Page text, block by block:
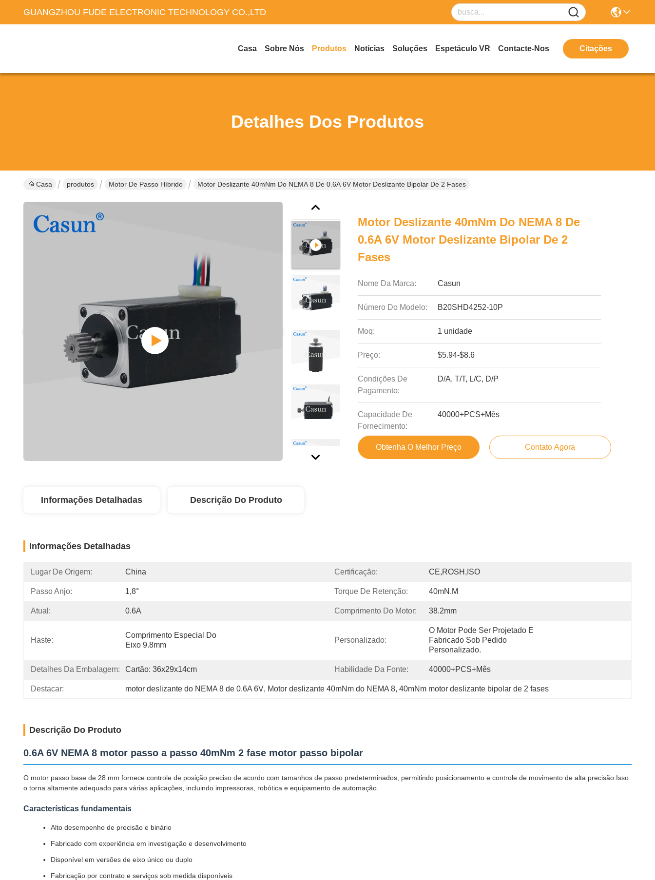
GUANGZHOU FUDE ELECTRONIC TECHNOLOGY CO.,LTD
Casa Sobre Nós Produtos Notícias Soluções Espetáculo VR Contacte-Nos Citações
Detalhes Dos Produtos
Casa produtos Motor De Passo Híbrido Motor Deslizante 40mNm Do NEMA 8 De 0.6A 6V Motor Deslizante Bipolar De 2 Fases
Motor Deslizante 40mNm Do NEMA 8 De
0.6A 6V Motor Deslizante Bipolar De 2
Fases
Nome Da Marca: Casun
Número Do Modelo: B20SHD4252-10P
Moq: 1 unidade
Preço: $5.94-$8.6
Condições De
Pagamento:
D/A, T/T, L/C, D/P
Capacidade De
Fornecimento:
40000+PCS+Mês
Obtenha O Melhor Preço Contato Agora
Informações Detalhadas Descrição Do Produto
Informações Detalhadas
Lugar De Origem: China Certificação: CE,ROSH,ISO
Passo Anjo: 1,8° Torque De Retenção: 40mN.m
Atual: 0.6A Comprimento Do Motor: 38.2mm
Haste:
Comprimento Especial Do
Eixo 9.8mm
Personalizado:
O Motor Pode Ser Projetado E
Fabricado Sob Pedido
Personalizado.
Detalhes Da Embalagem: Cartão: 36x29x14cm Habilidade Da Fonte: 40000+PCS+Mês
Destacar: motor deslizante do NEMA 8 de 0.6A 6V, Motor deslizante 40mNm do NEMA 8, 40mNm motor deslizante bipolar de 2 fases
Descrição Do Produto
0.6A 6V NEMA 8 motor passo a passo 40mNm 2 fase motor passo bipolar
O motor passo base de 28 mm fornece controle de posição preciso de acordo com tamanhos de passo predeterminados, permitindo posicionamento e controle de movimento de alta precisão.Isso
o torna altamente adequado para várias aplicações, incluindo impressoras, robótica e equipamento de automação.
Características fundamentais
Alto desempenho de precisão e binário
Fabricado com experiência em investigação e desenvolvimento
Disponível em versões de eixo único ou duplo
Fabricação por contrato e serviços sob medida disponíveis